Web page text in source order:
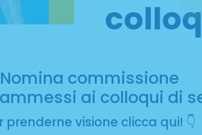
Nomina commissione
ai colloqui di
prenderne visione clicca qui! 👇